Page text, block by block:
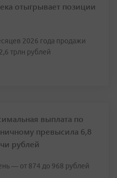
отыгрывает позиции
2026 года продажи
трлн рублей
выплата по
превысила 6,8
рублей
— от 874 до 968 рублей